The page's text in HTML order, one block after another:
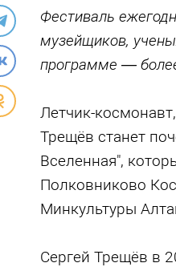
Фестиваль
музейщиков,
программе —
Летчик-
Трещёв станет
Вселенная",
Полковниково
Минкультуры
Сергей Трещёв в